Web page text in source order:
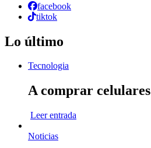
facebook
tiktok
Lo último
Tecnologia
A comprar celulares
Leer entrada
Noticias